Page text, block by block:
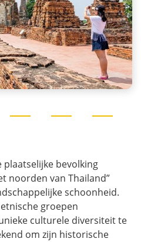
bevolking
noorden van Thailand”
schoonheid.
groepen
culturele diversiteit te
om zijn historische